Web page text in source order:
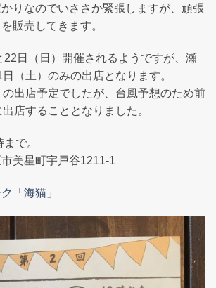
りなのでいささか緊張しますが、頑張
販売してきます。
22日（日）開催されるようですが、瀬
（土）のみの出店となります。
出店予定でしたが、台風予想のため前
店することとなりました。
で。
美星町宇戸谷1211-1
「海猫」